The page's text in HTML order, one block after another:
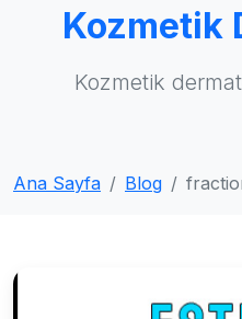
Kozmetik
Kozmetik
Ana Sayfa Blog